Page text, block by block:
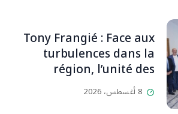
إقفاله لكنه لم يستطع لأنه
بيت رسالة وتاريخ وإيمان وقيم
مستمرة (صور وVideo)
Tony Frangié : Face aux
turbulences dans la
région, l’unité des
Libanais est primordiale
L’OLJ / Par Scarlett
8 أغسطس، 2026